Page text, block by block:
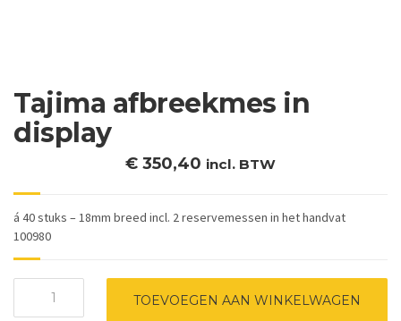
Tajima afbreekmes in
display
€ 350,40 incl. BTW
á 40 stuks – 18mm breed incl. 2 reservemessen in het handvat
100980
afbreekmes
TOEVOEGEN AAN WINKELWAGEN